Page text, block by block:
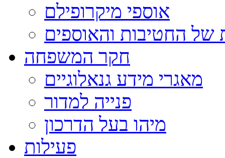
אוספי מיקרופילם
של החטיבות והאוספים
חקר המשפחה
מאגרי מידע גנאלוגיים
פנייה למדור
מיהו בעל הדרכון
פעילות